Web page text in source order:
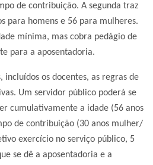
de contribuição. A segunda traz
para homens e 56 para mulheres.
mínima, mas cobra pedágio de
para a aposentadoria.
incluídos os docentes, as regras de
Um servidor público poderá se
cumulativamente a idade (56 anos
de contribuição (30 anos mulher/
exercício no serviço público, 5
se dê a aposentadoria e a